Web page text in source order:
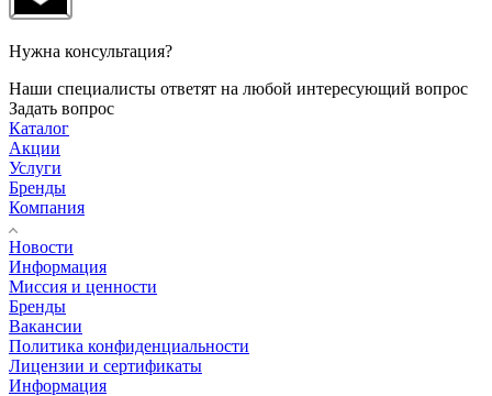
Нужна консультация?
Наши специалисты ответят на любой интересующий вопрос
Задать вопрос
Каталог
Акции
Услуги
Бренды
Компания
Новости
Информация
Миссия и ценности
Бренды
Вакансии
Политика конфиденциальности
Лицензии и сертификаты
Информация